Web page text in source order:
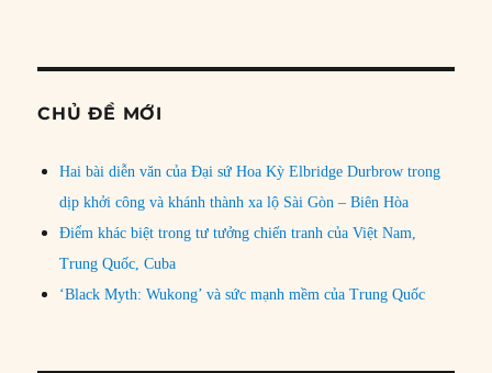
CHỦ ĐỀ MỚI
Hai bài diễn văn của Đại sứ Hoa Kỳ Elbridge Durbrow trong
dịp khởi công và khánh thành xa lộ Sài Gòn – Biên Hòa
Điểm khác biệt trong tư tưởng chiến tranh của Việt Nam,
Trung Quốc, Cuba
‘Black Myth: Wukong’ và sức mạnh mềm của Trung Quốc